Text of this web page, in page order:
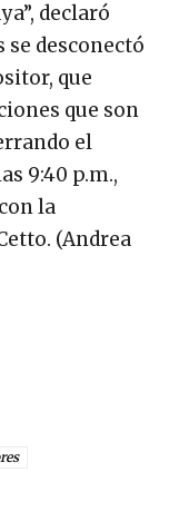
declaró
desconectó
que
que son
el
9:40 p.m.,
la
(Andrea